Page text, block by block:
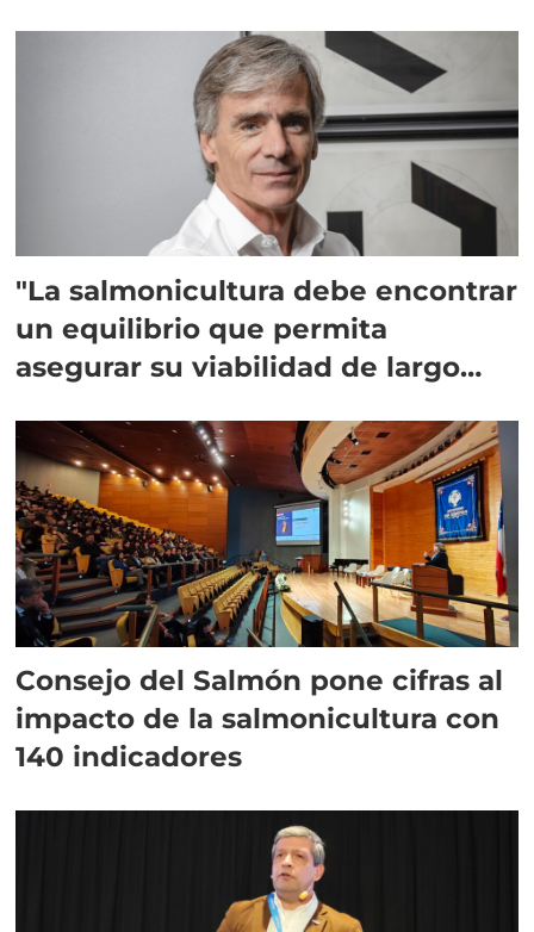
"La salmonicultura debe encontrar
un equilibrio que permita
asegurar su viabilidad de largo
Consejo del Salmón pone cifras al
impacto de la salmonicultura con
140 indicadores